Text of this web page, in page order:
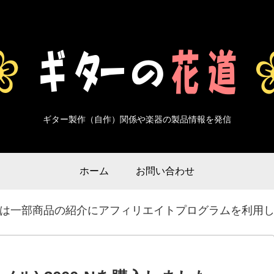
ギター製作（自作）関係や楽器の製品情報を発信
ホーム お問い合わせ
一部商品の紹介にアフィリエイトプログラムを利用